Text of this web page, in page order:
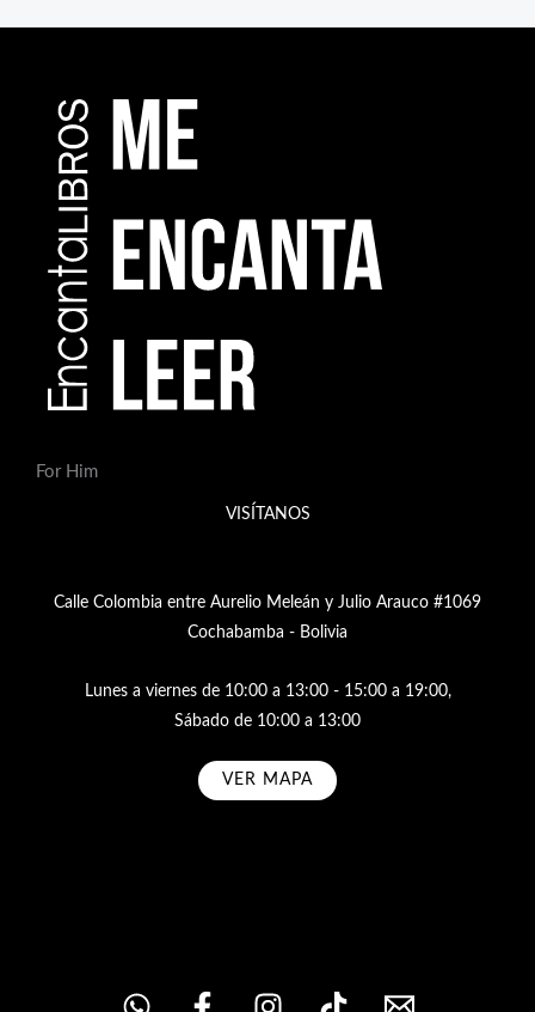
For Him
VISÍTANOS
Calle Colombia entre Aurelio Meleán y Julio Arauco #1069
Cochabamba - Bolivia
Lunes a viernes de 10:00 a 13:00 - 15:00 a 19:00,
Sábado de 10:00 a 13:00
VER MAPA